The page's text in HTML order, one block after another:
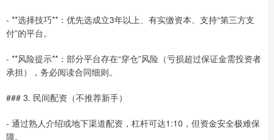
- **选择技巧**：优先选成立3年以上、有实缴资本、支持“第三方支
付”的平台。
- **风险提示**：部分平台存在“穿仓”风险（亏损超过保证金需投资者
承担），务必阅读合同细则。
### 3. 民间配资（不推荐新手）
- 通过熟人介绍或地下渠道配资，杠杆可达1:10，但资金安全极难保
障。